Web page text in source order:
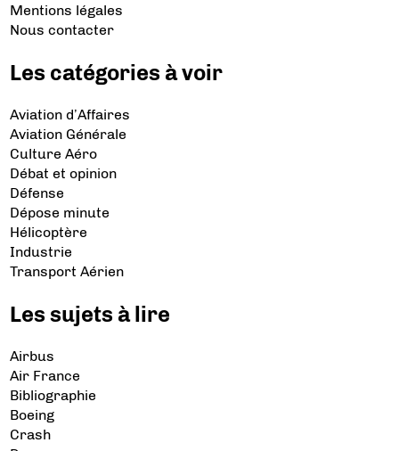
Mentions légales
Nous contacter
Les catégories à voir
Aviation d’Affaires
Aviation Générale
Culture Aéro
Débat et opinion
Défense
Dépose minute
Hélicoptère
Industrie
Transport Aérien
Les sujets à lire
Airbus
Air France
Bibliographie
Boeing
Crash